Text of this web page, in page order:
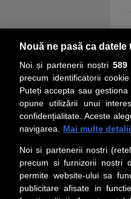
Nouă ne pasă ca
Noi și partenerii noștri 589
precum identificatorii
Puteți accepta sau
opune utilizării unui
confidențialitate. Aceste
navigarea.
Mai multe detalii
Noi si partenerii nostri
precum si furnizorii nostri
permite website-ului sa
publicitare afisate in